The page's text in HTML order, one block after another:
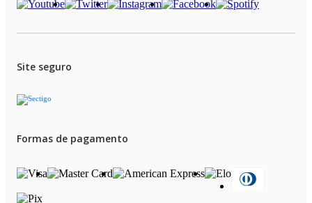
Site seguro
Formas de pagamento